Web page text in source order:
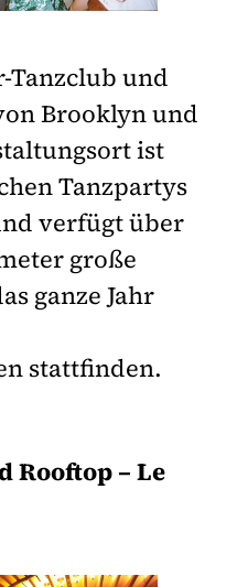
Tanzclub und
Brooklyn und
ist
Tanzpartys
verfügt über
große
ganze Jahr
stattfinden.
Rooftop – Le